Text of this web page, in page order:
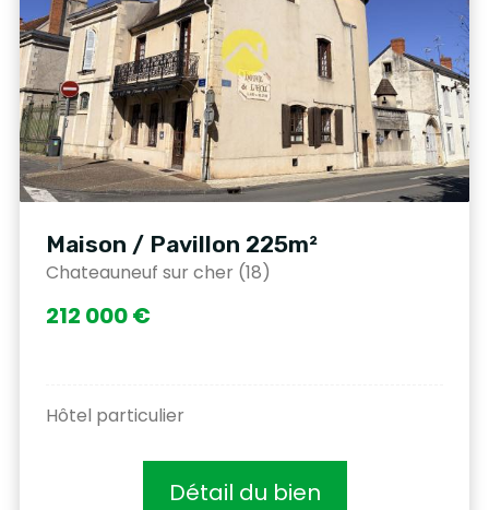
Maison / Pavillon 225m²
Chateauneuf sur cher (18)
212 000 €
Hôtel particulier
Détail du bien